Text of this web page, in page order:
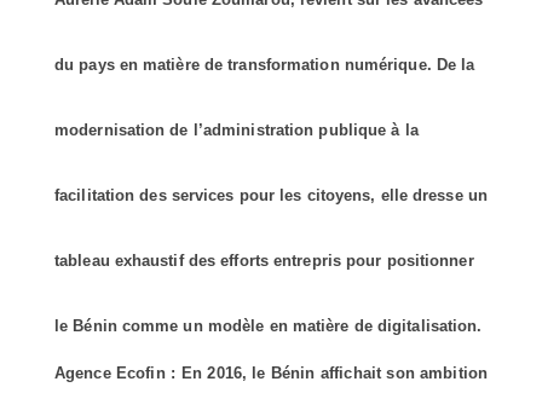
du pays en matière de transformation numérique. De la
modernisation de l’administration publique à la
facilitation des services pour les citoyens, elle dresse un
tableau exhaustif des efforts entrepris pour positionner
le Bénin comme un modèle en matière de digitalisation.
Agence Ecofin : En 2016, le Bénin affichait son ambition